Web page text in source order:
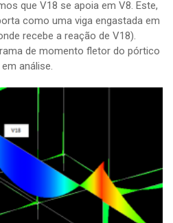
que V18 se apoia em V8. Este,
como uma viga engastada em
recebe a reação de V18).
de momento fletor do pórtico
análise.